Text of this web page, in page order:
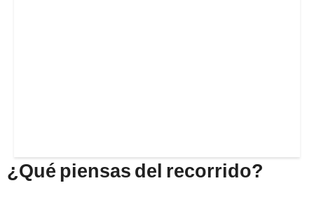
¿Qué piensas del recorrido?